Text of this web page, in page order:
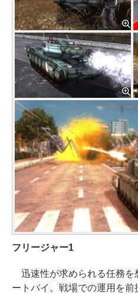
フリージャー1
迅速性が求められる任務を
ートバイ。戦場での運用を